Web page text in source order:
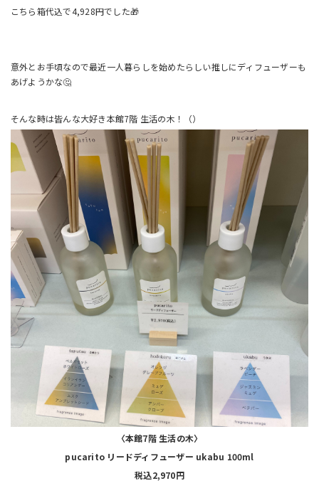
こちら箱代込で4,928円でした🎁
意外とお手頃なので最近一人暮らしを始めたらしい推しにディフューザーも
あげようかな🤔
そんな時は皆んな大好き本館7階 生活の木！（）
〈本館7階 生活の木〉
pucarito リードディフューザー ukabu 100ml
税込2,970円